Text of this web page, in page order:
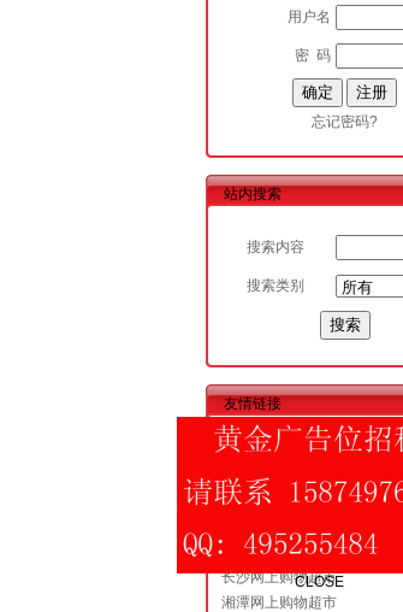
用户名
密 码
忘记密码?
站内搜索
搜索内容
搜索类别
友情链接
昆明网上购物超市
成都网上购物超市
西安网上购物超市
永州网上购物超市
长沙网上购物超市
湘潭网上购物超市
CLOSE